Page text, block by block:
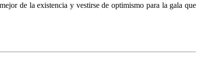
de la existencia y vestirse de optimismo para la gala que